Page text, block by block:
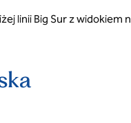
linii Big Sur z widokiem